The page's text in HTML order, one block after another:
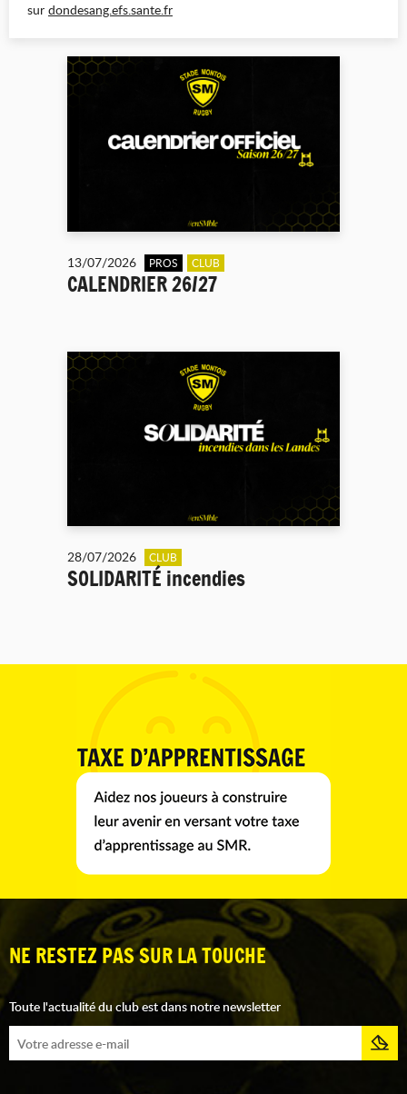
sur dondesang.efs.sante.fr
13/07/2026 PROS CLUB
CALENDRIER 26/27
28/07/2026 CLUB
SOLIDARITÉ incendies
NE RESTEZ PAS SUR LA TOUCHE
Toute l'actualité du club est dans notre newsletter